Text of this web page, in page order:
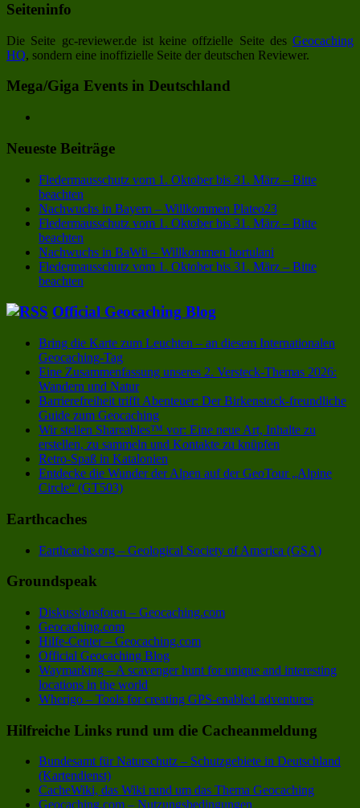
Seiteninfo
Die Seite gc-reviewer.de ist keine offzielle Seite des Geocaching
HQ, sondern eine inoffizielle Seite der deutschen Reviewer.
Mega/Giga Events in Deutschland
Neueste Beiträge
Fledermausschutz vom 1. Oktober bis 31. März – Bitte
beachten
Nachwuchs in Bayern – Willkommen Plateo23
Fledermausschutz vom 1. Oktober bis 31. März – Bitte
beachten
Nachwuchs in BaWü – Willkommen hortulani
Fledermausschutz vom 1. Oktober bis 31. März – Bitte
beachten
Official Geocaching Blog
Bring die Karte zum Leuchten – an diesem Internationalen
Geocaching-Tag
Eine Zusammenfassung unseres 2. Versteck-Themas 2026:
Wandern und Natur
Barrierefreiheit trifft Abenteuer: Der Birkenstock-freundliche
Guide zum Geocaching
Wir stellen Shareables™ vor: Eine neue Art, Inhalte zu
erstellen, zu sammeln und Kontakte zu knüpfen
Retro-Spaß in Katalonien
Entdecke die Wunder der Alpen auf der GeoTour „Alpine
Circle“ (GT503)
Earthcaches
Earthcache.org – Geological Society of America (GSA)
Groundspeak
Diskussionsforen – Geocaching.com
Geocaching.com
Hilfe-Center – Geocaching.com
Official Geocaching Blog
Waymarking – A scavenger hunt for unique and interesting
locations in the world
Wherigo – Tools for creating GPS-enabled adventures
Hilfreiche Links rund um die Cacheanmeldung
Bundesamt für Naturschutz – Schutzgebiete in Deutschland
(Kartendienst)
CacheWiki, das Wiki rund um das Thema Geocaching
Geocaching.com – Nutzungsbedingungen